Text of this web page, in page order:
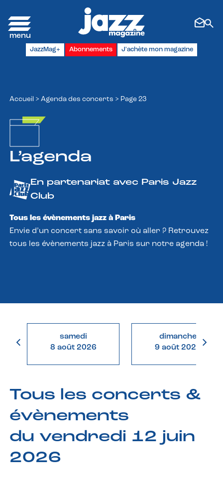
JazzMag+ Abonnements J'achète mon magazine
Accueil > Agenda des concerts > Page 23
L’agenda
En partenariat avec Paris Jazz
Club
Tous les évènements jazz à Paris
Envie d’un concert sans savoir où aller ? Retrouvez
tous les évènements jazz à Paris sur notre agenda !
samedi
8 août 2026
dimanche
9 août 2026
Tous les concerts &
évènements
du vendredi 12 juin
2026